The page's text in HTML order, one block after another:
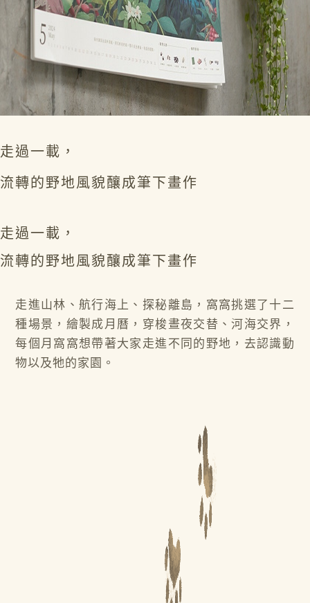
走過一載，
流轉的野地風貌釀成筆下畫作
走過一載，
流轉的野地風貌釀成筆下畫作
走進山林、航行海上、探秘離島，窩窩挑選了十二
種場景，繪製成月曆，穿梭晝夜交替、河海交界，
每個月窩窩想帶著大家走進不同的野地，去認識動
物以及牠的家園。